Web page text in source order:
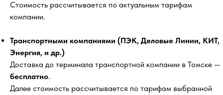
Стоимость рассчитывается по актуальным тарифам
компании.
Транспортными компаниями (ПЭК, Деловые Линии, КИТ,
Энергия, и др.)
Доставка до терминала транспортной компании в Томске —
бесплатно.
Далее стоимость рассчитывается по тарифам выбранной